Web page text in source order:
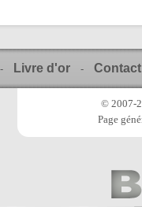
- Livre d'or - Contact
© 2007-
Page